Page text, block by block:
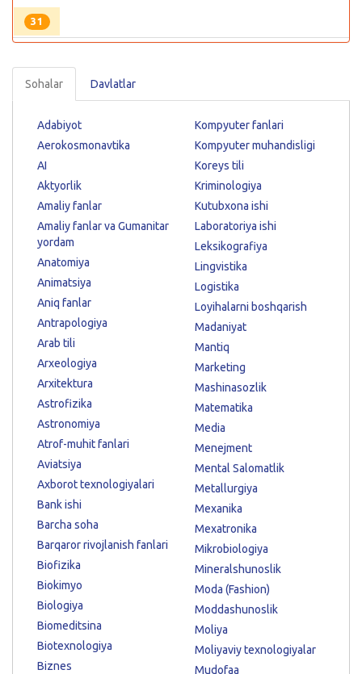
31
Sohalar Davlatlar
Adabiyot
Aerokosmonavtika
AI
Aktyorlik
Amaliy fanlar
Amaliy fanlar va Gumanitar
yordam
Anatomiya
Animatsiya
Aniq fanlar
Antrapologiya
Arab tili
Arxeologiya
Arxitektura
Astrofizika
Astronomiya
Atrof-muhit fanlari
Aviatsiya
Axborot texnologiyalari
Bank ishi
Barcha soha
Barqaror rivojlanish fanlari
Biofizika
Biokimyo
Biologiya
Biomeditsina
Biotexnologiya
Biznes
Kompyuter fanlari
Kompyuter muhandisligi
Koreys tili
Kriminologiya
Kutubxona ishi
Laboratoriya ishi
Leksikografiya
Lingvistika
Logistika
Loyihalarni boshqarish
Madaniyat
Mantiq
Marketing
Mashinasozlik
Matematika
Media
Menejment
Mental Salomatlik
Metallurgiya
Mexanika
Mexatronika
Mikrobiologiya
Mineralshunoslik
Moda (Fashion)
Moddashunoslik
Moliya
Moliyaviy texnologiyalar
Mudofaa